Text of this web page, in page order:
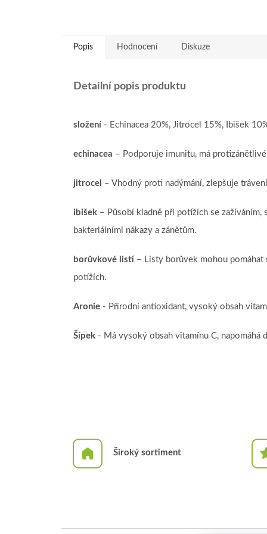
Popis Hodnocení Diskuze
Detailní popis produktu
složení - Echinacea 20%, Jitrocel 15%, Ibišek
echinacea – Podporuje imunitu, má
jitrocel – Vhodný proti nadýmání, zlepšuje
ibišek – Působí kladně při potížích se
bakteriálními nákazy a zánětům.
borůvkové listí – Listy borůvek mohou pomáhat
potížích.
Aronie - Přírodní antioxidant, vysoký obsah
Šípek - Má vysoký obsah vitamínu C, napomáhá
Široký sortiment